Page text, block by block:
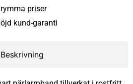
priser
kund-garanti
Beskrivning